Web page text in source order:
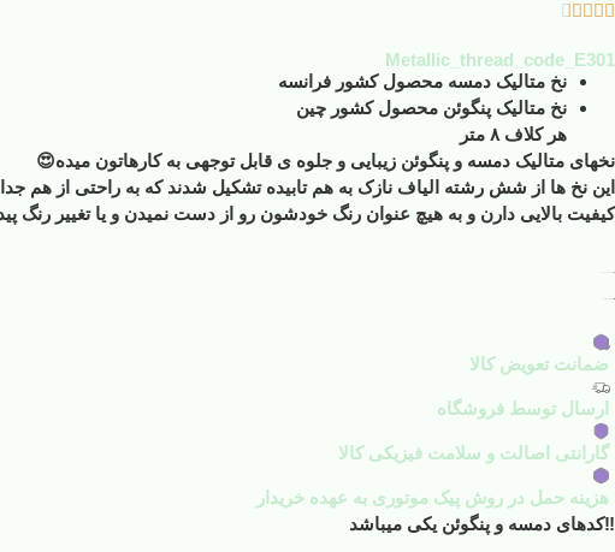





Metallic_thread_code_E301
نخ متالیک دمسه محصول کشور فرانسه
نخ متالیک پنگوئن محصول کشور چین
هر کلاف ۸ متر
نخهای متالیک دمسه و پنگوئن زیبایی و جلوه ی قابل توجهی به کارهاتون میده😍
این نخ ها از شش رشته الیاف نازک به هم تابیده تشکیل شدند که به راحتی از هم جدا میشن و شما با توجه به طرح
کیفیت بالایی دارن و به هیچ عنوان رنگ خودشون رو از دست نمیدن و یا تغییر رنگ
ضمانت تعویض کالا
ارسال توسط فروشگاه
گارانتی اصالت و سلامت فیزیکی کالا
هزینه حمل در روش پیک موتوری به عهده خریدار
‼️کدهای دمسه و پنگوئن یکی میباشد